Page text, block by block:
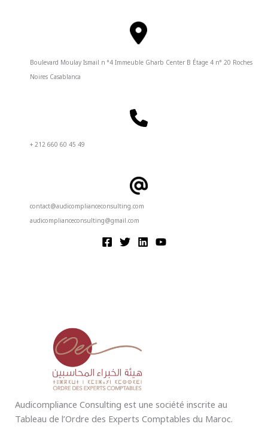
Boulevard Moulay Ismail n °4 Immeuble Gharb Center B Étage 4 n° 20 Roches
Noires Casablanca
+ 212 660 60 45 49
contact@audicomplianceconsulting.com
audicomplianceconsulting@gmail.com
Audicompliance Consulting est une société inscrite au
Tableau de l’Ordre des Experts Comptables du Maroc.